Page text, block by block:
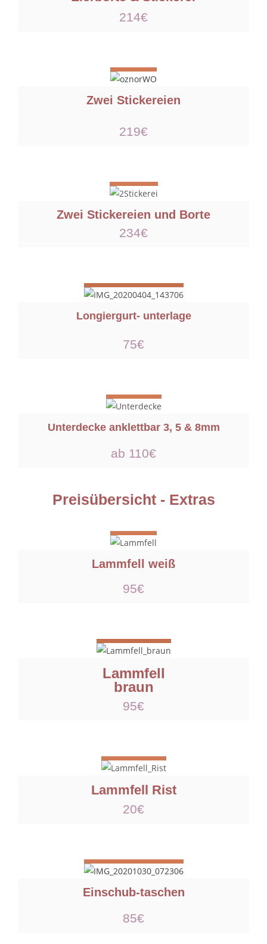
214€
Zwei Stickereien
219€
Zwei Stickereien und Borte
234€
Longiergurt- unterlage
75€
Unterdecke anklettbar 3, 5 & 8mm
ab 110€
Preisübersicht - Extras
Lammfell weiß
95€
Lammfell
braun
95€
Lammfell Rist
20€
Einschub-taschen
85€